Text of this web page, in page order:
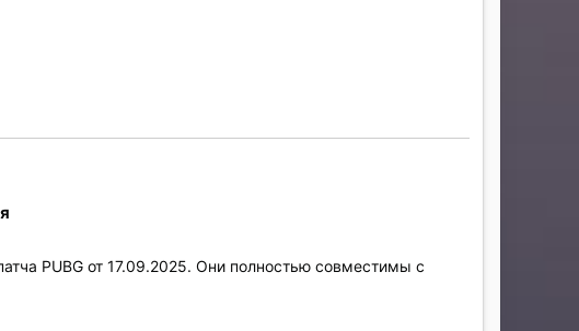
PUBG от 17.09.2025. Они полностью совместимы с